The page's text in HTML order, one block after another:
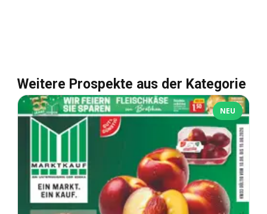
Weitere Prospekte aus der Kategorie
NEU